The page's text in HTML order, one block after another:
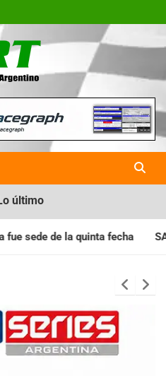
La Revista
Karting en
último
SANTIAGUEÑO: Se cumplió con